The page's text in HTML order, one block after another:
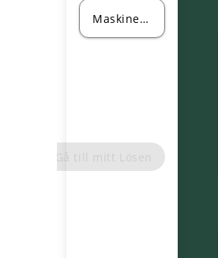
Maskinentreprenörerna
Gå till mitt Lösen